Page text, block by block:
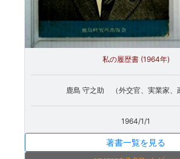
私の履歴書 (1964年)
鹿島 守之助 （外交官、実業家、
1964/1/1
著書一覧を見る